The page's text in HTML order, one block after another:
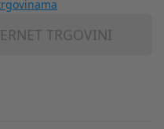
TRGOVINI